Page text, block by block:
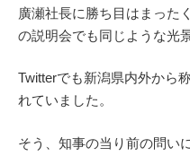
廣瀬社長に勝ち目はまった
の説明会でも同じような光
Twitterでも新潟県内外から
れていました。
そう、知事の当り前の問い